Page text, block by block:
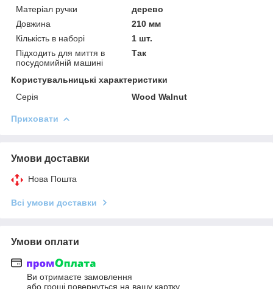
Матеріал ручки
дерево
Довжина
210 мм
Кількість в наборі
1 шт.
Підходить для миття в
посудомийній машині
Так
Користувальницькі характеристики
Серія
Wood Walnut
Приховати
Умови доставки
Нова Пошта
Всі умови доставки
Умови оплати
Ви отримаєте замовлення
або гроші повернуться на вашу картку